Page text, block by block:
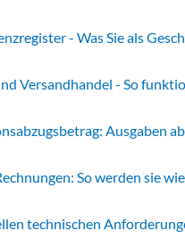
- Was Sie als
Versandhandel - So
Ausgaben
So werden sie
technischen